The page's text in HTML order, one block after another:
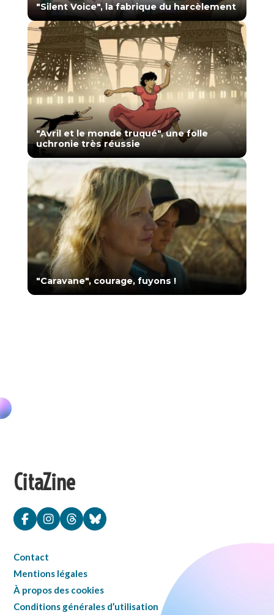
"Silent Voice", la fabrique du harcèlement
"Avril et le monde truqué", une folle
uchronie très réussie
"Caravane", courage, fuyons !
CitaZine
Contact
Mentions légales
À propos des cookies
Conditions générales d’utilisation